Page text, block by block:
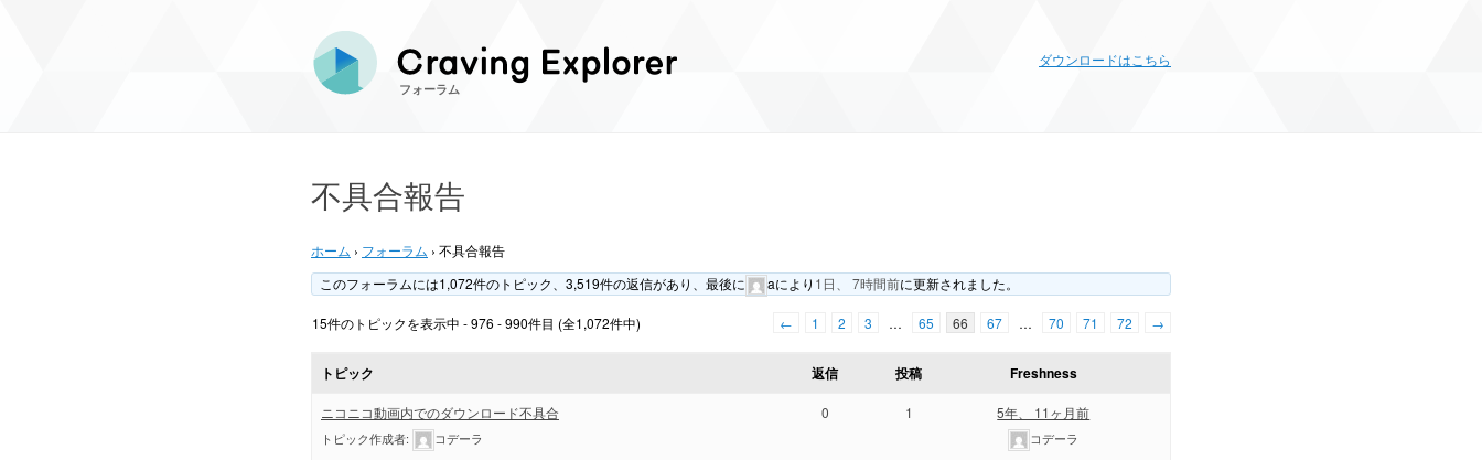
フォーラム
ダウンロードはこちら
不具合報告
ホーム › フォーラム › 不具合報告
このフォーラムには1,072件のトピック、3,519件の返信があり、最後に
aにより 1日、 7時間前に更新されました。
15件のトピックを表示中 - 976 - 990件目 (全1,072件中) ← 1 2 3 … 65 66 67 … 70 71 72 →
トピック 返信 投稿 Freshness
ニコニコ動画内でのダウンロード不具合
トピック作成者: コデーラ
0 1 5年、 11ヶ月前
コデーラ